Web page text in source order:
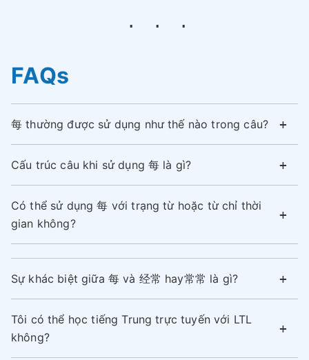
FAQs
每 thường được sử dụng như thế nào trong câu?
Cấu trúc câu khi sử dụng 每 là gì?
Có thể sử dụng 每 với trạng từ hoặc từ chỉ thời
gian không?
Sự khác biệt giữa 每 và 经常 hay常常 là gì?
Tôi có thể học tiếng Trung trực tuyến với LTL
không?